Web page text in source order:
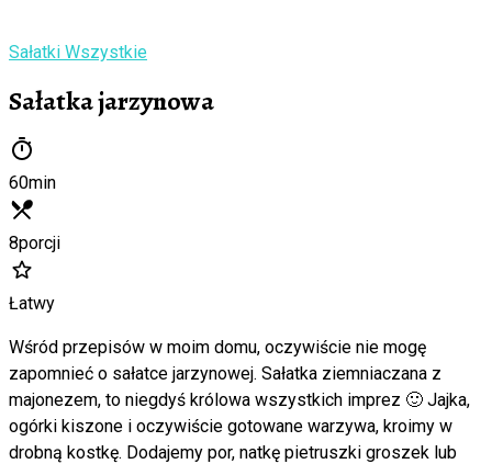
Sałatki Wszystkie
Sałatka jarzynowa
60min
8porcji
Łatwy
Wśród przepisów w moim domu, oczywiście nie mogę
zapomnieć o sałatce jarzynowej. Sałatka ziemniaczana z
majonezem, to niegdyś królowa wszystkich imprez 🙂 Jajka,
ogórki kiszone i oczywiście gotowane warzywa, kroimy w
drobną kostkę. Dodajemy por, natkę pietruszki groszek lub